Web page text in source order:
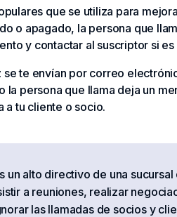
que se utiliza para
o apagado, la persona que
y contactar al suscriptor si
te envían por correo
la persona que llama deja un
a tu cliente o socio.
un alto directivo de una
a reuniones, realizar
las llamadas de socios y